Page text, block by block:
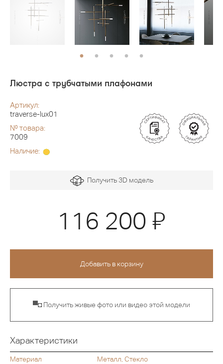
Люстра с трубчатыми плафонами
Артикул:
traverse-lux01
№ товара:
7009
Наличие:
Получить 3D модель
116 200 Я
▀◘ Получить живые фото или видео этой модели
Характеристики
Материал
Металл, Стекло